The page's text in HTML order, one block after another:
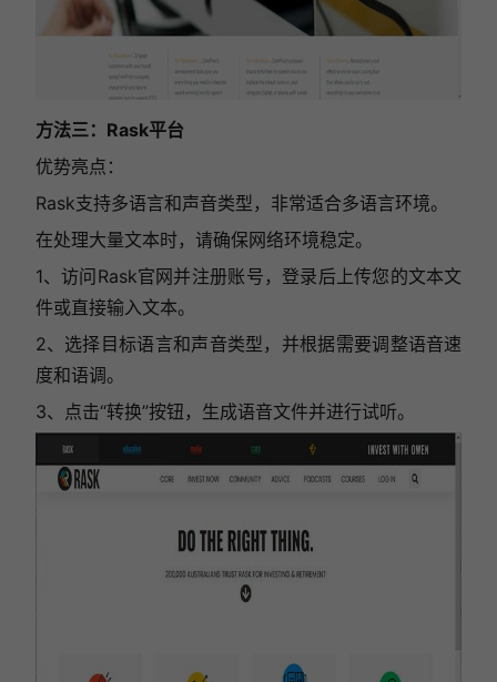
方法三：Rask平台
优势亮点：
Rask支持多语言和声音类型，非常适合多语言环境。
在处理大量文本时，请确保网络环境稳定。
1、访问Rask官网并注册账号，登录后上传您的文本文
件或直接输入文本。
2、选择目标语言和声音类型，并根据需要调整语音速
度和语调。
3、点击“转换”按钮，生成语音文件并进行试听。